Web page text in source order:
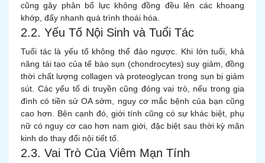
cũng gây phân bổ lực không đồng đều lên các khoang
khớp, đẩy nhanh quá trình thoái hóa.
2.2. Yếu Tố Nội Sinh và Tuổi Tác
Tuổi tác là yếu tố không thể đảo ngược. Khi lớn tuổi, khả
năng tái tạo của tế bào sụn (chondrocytes) suy giảm, đồng
thời chất lượng collagen và proteoglycan trong sụn bị giảm
sút. Các yếu tố di truyền cũng đóng vai trò, nếu trong gia
đình có tiền sử OA sớm, nguy cơ mắc bệnh của bạn cũng
cao hơn. Bên cạnh đó, giới tính cũng có sự khác biệt, phụ
nữ có nguy cơ cao hơn nam giới, đặc biệt sau thời kỳ mãn
kinh do thay đổi nội tiết tố.
2.3. Vai Trò Của Viêm Mạn Tính